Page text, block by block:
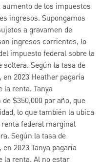
de los impuestos
ingresos. Supongamos
a gravamen de
ingresos corrientes, lo
impuesto federal sobre la
Según la tasa de
2023 Heather pagaría
la renta. Tanya
$350,000 por año, que
lo que también la ubica
federal marginal
Según la tasa de
2023 Tanya pagaría